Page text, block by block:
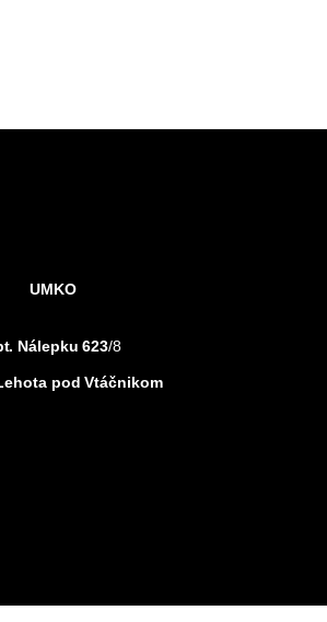
UMKO
Nálepku 623/8
pod Vtáčnikom